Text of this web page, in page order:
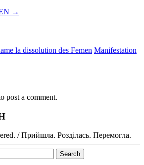
→
la dissolution des Femen Manifestation
post a comment.
/ Прийшла. Розділась. Перемогла.